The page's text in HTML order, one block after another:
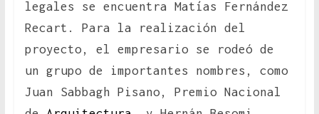
legales se encuentra Matías Fernández
Recart. Para la realización del
proyecto, el empresario se rodeó de
un grupo de importantes nombres, como
Juan Sabbagh Pisano, Premio Nacional